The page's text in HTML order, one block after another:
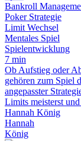
Bankroll
Poker Strategie
Limit Wechsel
Mentales Spiel
Spielentwicklung
7 min
Ob Aufstieg oder
gehören zum Spiel
angepasster
Limits meisterst
Hannah König
Hannah
König